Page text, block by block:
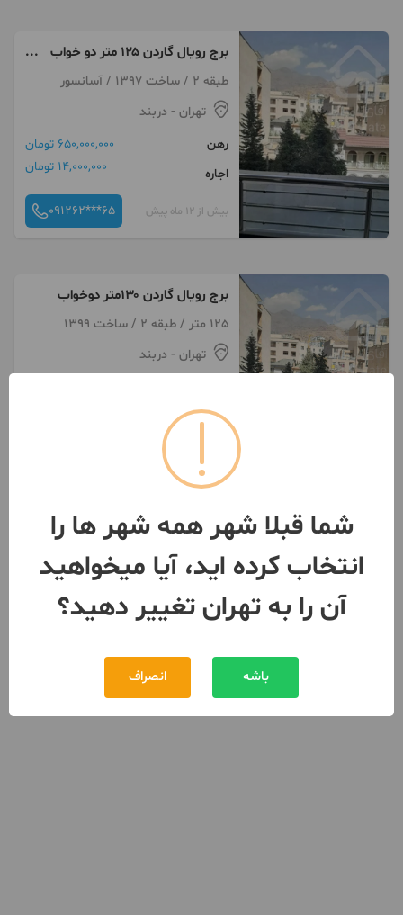
برج رویال گاردن ۱۲۵ متر دو خواب
قابل تبدیل
طبقه 2 / ساخت 1397 / آسانسور
تهران - دربند
رهن
650,000,000 تومان
اجاره
14,000,000 تومان
بیش از 12 ماه پیش 091262***65
برج رویال گاردن ۱۳۰متر دوخواب
125 متر / طبقه 2 / ساخت 1399
تهران - دربند
اجاره
شما قبلا شهر همه شهر ها را
انتخاب کرده اید، آیا میخواهید
آن را به تهران تغییر دهید؟
باشه انصراف